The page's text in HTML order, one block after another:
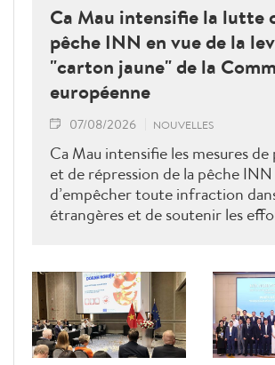
Ca Mau intensifie la lutte
pêche INN en vue de la
"carton jaune" de la
européenne
07/08/2026 NOUVELLES
Ca Mau intensifie les mesures
et de répression de la pêche
d’empêcher toute infraction
étrangères et de soutenir les